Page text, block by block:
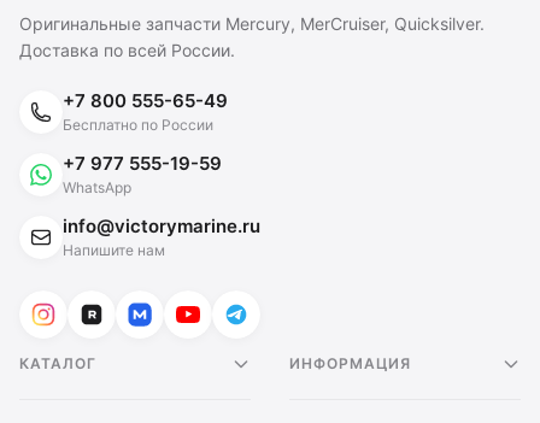
Оригинальные запчасти Mercury, MerCruiser, Quicksilver.
Доставка по всей России.
+7 800 555-65-49
Бесплатно по России
+7 977 555-19-59
WhatsApp
info@victorymarine.ru
Напишите нам
КАТАЛОГ ИНФОРМАЦИЯ